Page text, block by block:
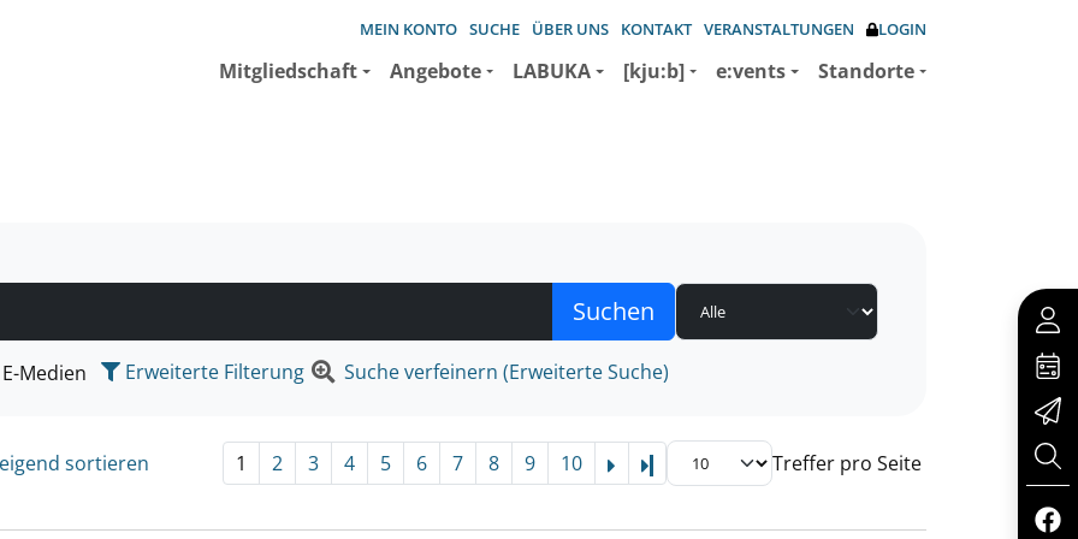
MEIN KONTO SUCHE ÜBER UNS KONTAKT VERANSTALTUNGEN LOGIN
Mitgliedschaft Angebote LABUKA [kju:b] e:vents Standorte
suchen wollen.
E-Medien Erweiterte Filterung Suche verfeinern (Erweiterte Suche)
sortieren 1 2 3 4 5 6 7 8 9 10 Letzte Seite Treffer pro Seite